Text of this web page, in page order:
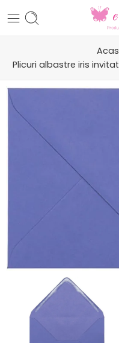
Plicuri albastre iris